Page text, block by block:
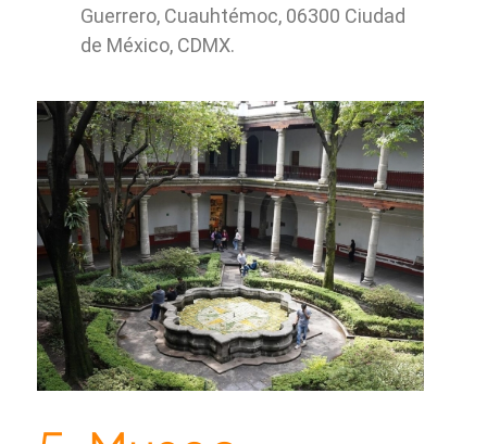
Guerrero, Cuauhtémoc, 06300 Ciudad
de México, CDMX.